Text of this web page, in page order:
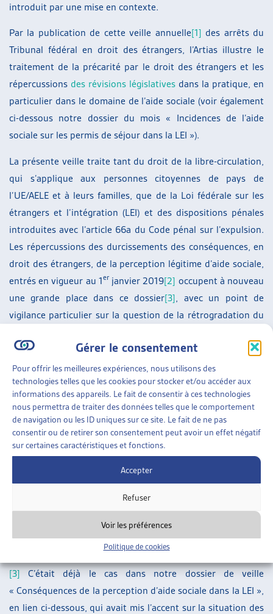
Gérer le consentement
Pour offrir les meilleures expériences, nous utilisons des
technologies telles que les cookies pour stocker et/ou accéder aux
informations des appareils. Le fait de consentir à ces technologies
nous permettra de traiter des données telles que le comportement
de navigation ou les ID uniques sur ce site. Le fait de ne pas
consentir ou de retirer son consentement peut avoir un effet négatif
sur certaines caractéristiques et fonctions.
Accepter
Refuser
Voir les préférences
Politique de cookies
introduit par une mise en contexte.
Par la publication de cette veille annuelle[1] des arrêts du
Tribunal fédéral en droit des étrangers, l’Artias illustre le
traitement de la précarité par le droit des étrangers et les
répercussions des révisions législatives dans la pratique, en
particulier dans le domaine de l’aide sociale (voir également
ci-dessous notre dossier du mois « Incidences de l’aide
sociale sur les permis de séjour dans la LEI »).
La présente veille traite tant du droit de la libre-circulation,
qui s’applique aux personnes citoyennes de pays de
l’UE/AELE et à leurs familles, que de la Loi fédérale sur les
étrangers et l’intégration (LEI) et des dispositions pénales
introduites avec l’article 66a du Code pénal sur l’expulsion.
Les répercussions des durcissements des conséquences, en
droit des étrangers, de la perception légitime d’aide sociale,
entrés en vigueur au 1erjanvier 2019[2] occupent à nouveau
une grande place dans ce dossier[3] , avec un point de
vigilance particulier sur la question de la rétrogradation du
Par cette veille commentée, l’Artias apporte sa contribution
à la mise à jour des connaissances des professionnel-le-s de
l’aide sociale et des personnes intéressées.
[1]La rédaction de ce document a été terminée en décembre
2022 et porte sur la jurisprudence de l’année 2021. Au
cours du premier semestre 2023 paraîtra le dossier de veille
sur les arrêts de l’année 2022.
[2]Dossier de veille « Révision sur la LEtr : les dispositions
concernant l’intégration entrent en vigueur au 1er janvier
2019 », en lien ci-dessous, consulté le 17.12.2022.
[3] C’était déjà le cas dans notre dossier de veille
« Conséquences de la perception d’aide sociale dans la LEI »,
en lien ci-dessous, qui avait mis l’accent sur la situation des